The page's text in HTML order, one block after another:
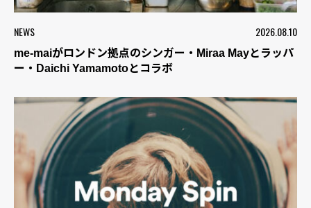
NEWS 2026.08.10
me-maiがロンドン拠点のシンガー・Miraa Mayとラッパ
ー・Daichi Yamamotoとコラボ